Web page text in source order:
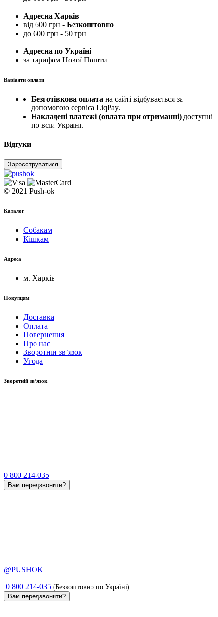
Адресна Харків
від 600 грн - Безкоштовно
до 600 грн - 50 грн
Адресна по Україні
за тарифом Нової Пошти
Варіанти оплати
Безготівкова оплата на сайті відбувається за
допомогою сервіса LiqPay.
Накладені платежі (оплата при отриманні) доступні
по всій Україні.
Відгуки
Зареєструватися
© 2021 Push-ok
Каталог
Собакам
Кішкам
Адреса
м. Харків
Покупцям
Доставка
Оплата
Повернення
Про нас
Зворотній зв’язок
Угода
Зворотній зв’язок
0 800 214-035
Вам передзвонити?
@PUSHOK
0 800 214-035 (Безкоштовно по Україні)
Вам передзвонити?